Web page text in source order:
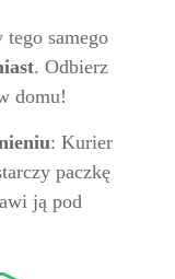
tego samego
. Odbierz
domu!
: Kurier
paczkę
ją pod